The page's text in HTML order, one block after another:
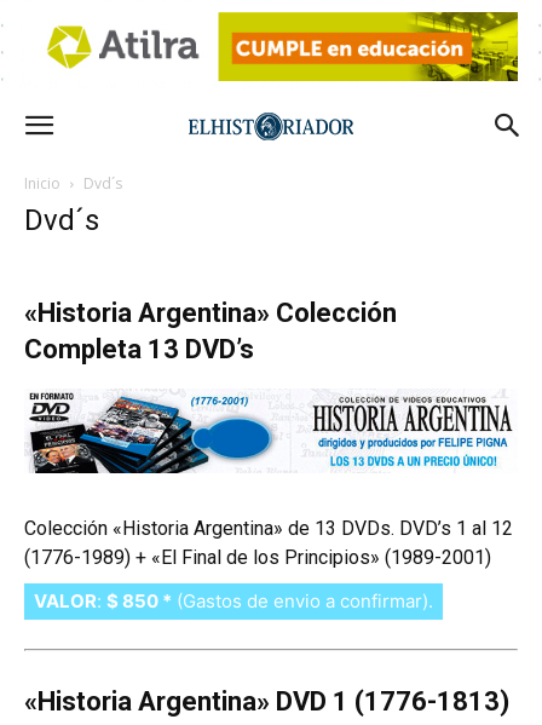
Inicio Dvd´s
Dvd´s
«Historia Argentina» Colección
Completa 13 DVD’s
Colección «Historia Argentina» de 13 DVDs. DVD’s 1 al 12
(1776-1989) + «El Final de los Principios» (1989-2001)
VALOR: $ 850 * (Gastos de envio a confirmar).
«Historia Argentina» DVD 1 (1776-1813)